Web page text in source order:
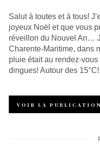
Salut à toutes et à tous!
joyeux Noël et que vous
réveillon du Nouvel An…
Charente-Maritime, dans
pluie était au rendez-
dingues! Autour des
VOIR LA PUBLICATION